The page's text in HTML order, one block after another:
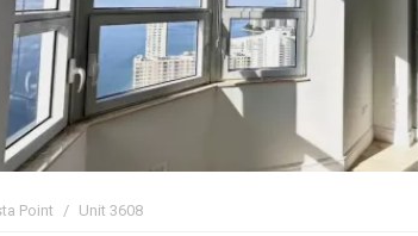
Point Unit 3608